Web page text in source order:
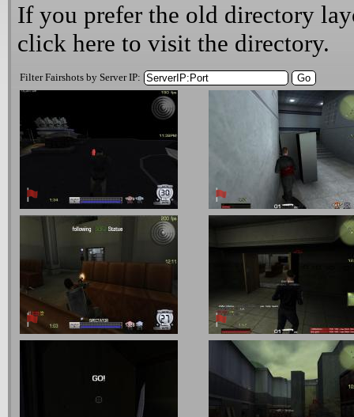
If you prefer the old directory
click here to visit the directory.
Filter Fairshots by Server IP: